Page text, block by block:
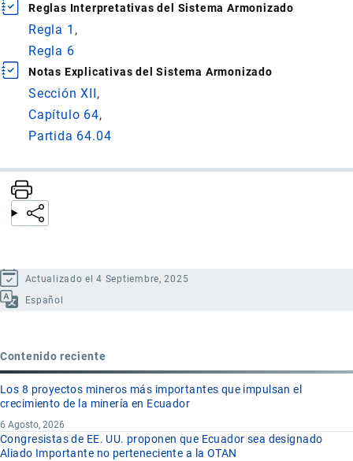
Reglas Interpretativas del Sistema Armonizado
Regla 1
Regla 6
Notas Explicativas del Sistema Armonizado
Sección XII
Capítulo 64
Partida 64.04
Actualizado el 4 Septiembre, 2025
Español
Contenido reciente
Los 8 proyectos mineros más importantes que impulsan el
crecimiento de la minería en Ecuador
6 Agosto, 2026
Congresistas de EE. UU. proponen que Ecuador sea designado
Aliado Importante no perteneciente a la OTAN